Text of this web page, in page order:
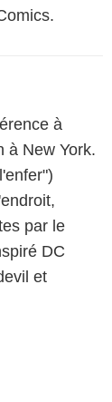
à
à New York.
par le
DC
et